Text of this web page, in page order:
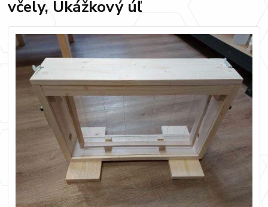
včely, Ukážkový úľ